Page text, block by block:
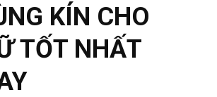
KÍN CHO
TỐT NHẤT